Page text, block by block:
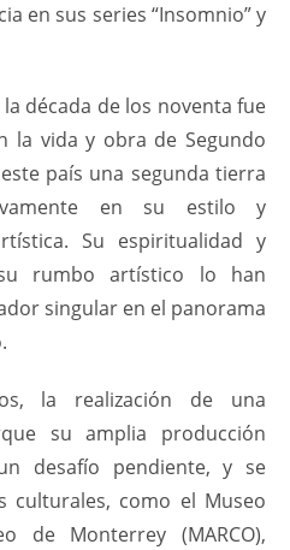
en sus series “Insomnio” y
década de los noventa fue
la vida y obra de Segundo
país una segunda tierra
en su estilo y
Su espiritualidad y
rumbo artístico lo han
singular en el panorama
la realización de una
su amplia producción
desafío pendiente, y se
culturales, como el Museo
de Monterrey (MARCO),